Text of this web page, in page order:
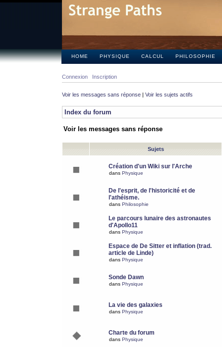
HOME PHYSIQUE CALCUL PHILOSOPHIE
Connexion Inscription
Voir les messages sans réponse | Voir les sujets actifs
Index du forum
Voir les messages sans réponse
Sujets
Création d'un Wiki sur l'Arche
dans Physique
De l'esprit, de l'historicité et de
l'athéisme.
dans Philosophie
Le parcours lunaire des astronautes
d'Apollo11
dans Physique
Espace de De Sitter et inflation (trad.
article de Linde)
dans Physique
Sonde Dawn
dans Physique
La vie des galaxies
dans Physique
Charte du forum
dans Physique